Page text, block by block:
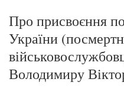
Про присвоєння
України
Володимиру